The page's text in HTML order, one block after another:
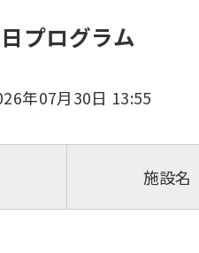
プログラム
年07月30日 13:55
施設名